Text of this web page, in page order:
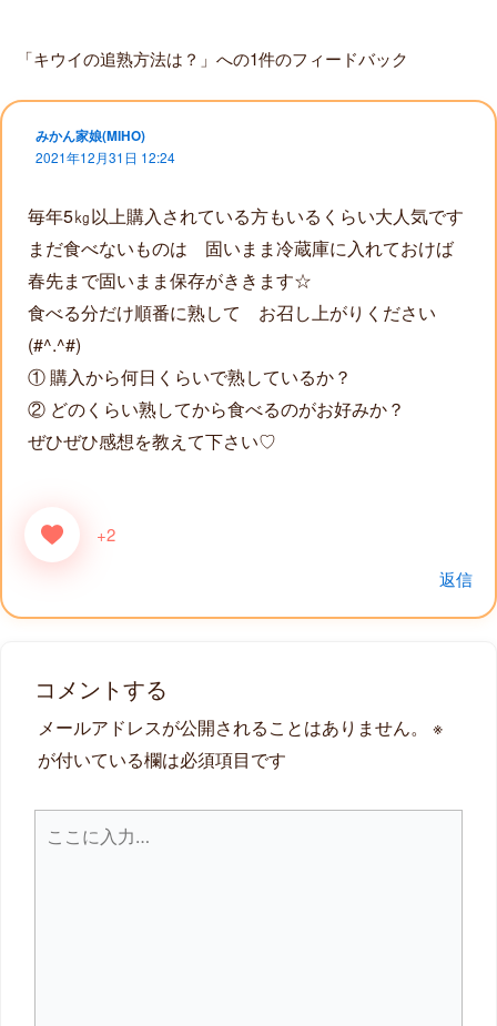
「キウイの追熟方法は？」への1件のフィードバック
みかん家娘(MIHO)
2021年12月31日 12:24
毎年5㎏以上購入されている方もいるくらい大人気です
まだ食べないものは 固いまま冷蔵庫に入れておけば
春先まで固いまま保存がききます☆
食べる分だけ順番に熟して お召し上がりください
(#^.^#)
① 購入から何日くらいで熟しているか？
② どのくらい熟してから食べるのがお好みか？
ぜひぜひ感想を教えて下さい♡
+2
返信
コメントする
メールアドレスが公開されることはありません。
※
が付いている欄は必須項目です